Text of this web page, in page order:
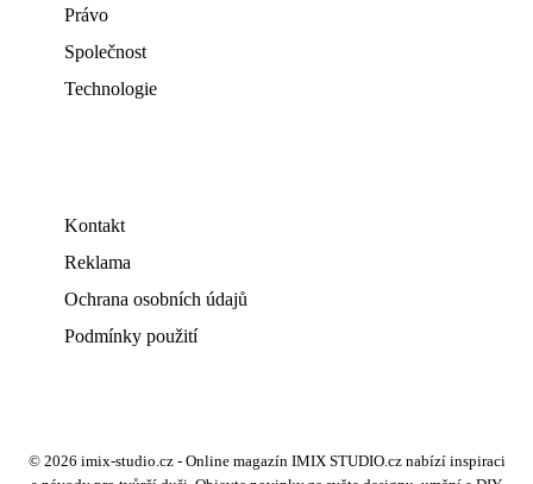
Právo
Společnost
Technologie
Kontakt
Reklama
Ochrana osobních údajů
Podmínky použití
© 2026 imix-studio.cz - Online magazín IMIX STUDIO.cz nabízí inspiraci